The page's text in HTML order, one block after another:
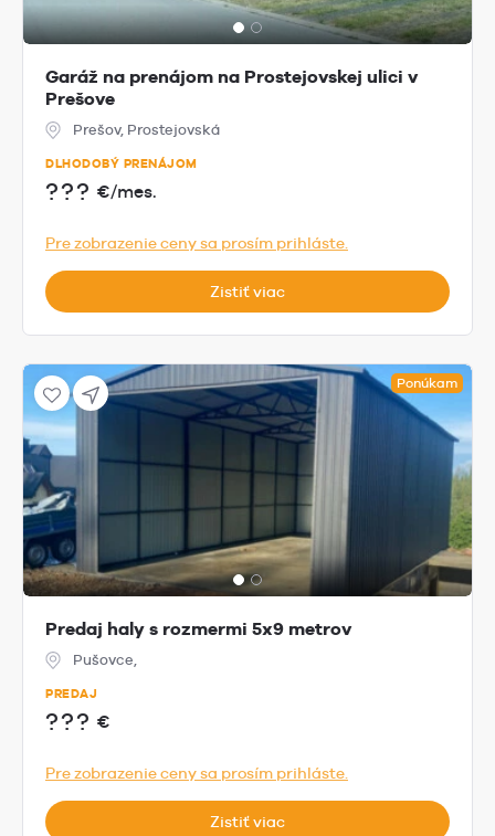
Garáž na prenájom na Prostejovskej ulici v
Prešove
Prešov, Prostejovská
DLHODOBÝ PRENÁJOM
??? €/mes.
Pre zobrazenie ceny sa prosím prihláste.
Zistiť viac
Ponúkam
Predaj haly s rozmermi 5x9 metrov
Pušovce,
PREDAJ
??? €
Pre zobrazenie ceny sa prosím prihláste.
Zistiť viac